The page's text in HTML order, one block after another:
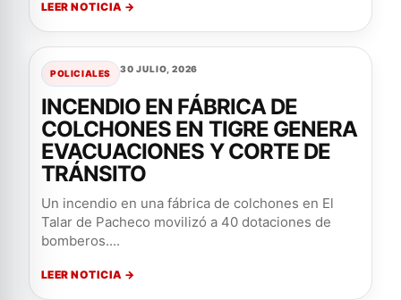
LEER NOTICIA →
POLICIALES 30 JULIO, 2026
INCENDIO EN FÁBRICA DE
COLCHONES EN TIGRE GENERA
EVACUACIONES Y CORTE DE
TRÁNSITO
Un incendio en una fábrica de colchones en El
Talar de Pacheco movilizó a 40 dotaciones de
bomberos....
LEER NOTICIA →